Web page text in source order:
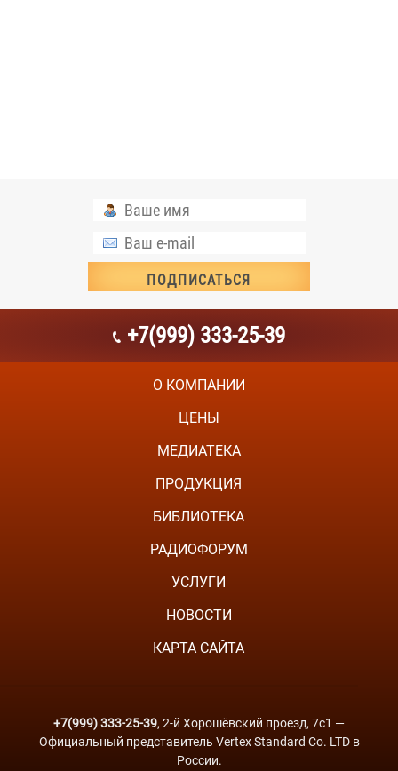
+7(999) 333-25-39
О КОМПАНИИ
ЦЕНЫ
МЕДИАТЕКА
ПРОДУКЦИЯ
БИБЛИОТЕКА
РАДИОФОРУМ
УСЛУГИ
НОВОСТИ
КАРТА САЙТА
+7(999) 333-25-39, 2-й Хорошёвский проезд, 7с1 —
Официальный представитель Vertex Standard Co. LTD в
России.